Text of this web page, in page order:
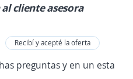
cliente asesora
Recibí y acepté la oferta
preguntas y en un esta